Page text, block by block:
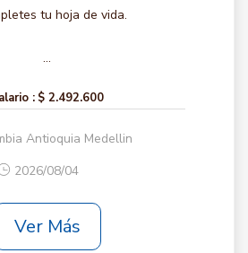
tu hoja de vida.
...
: $ 2.492.600
Antioquia Medellin
2026/08/04
Ver Más